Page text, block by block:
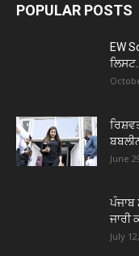
POPULAR POSTS
EW
June
ਪੰਜਾਬ
ਜਾਰੀ
July